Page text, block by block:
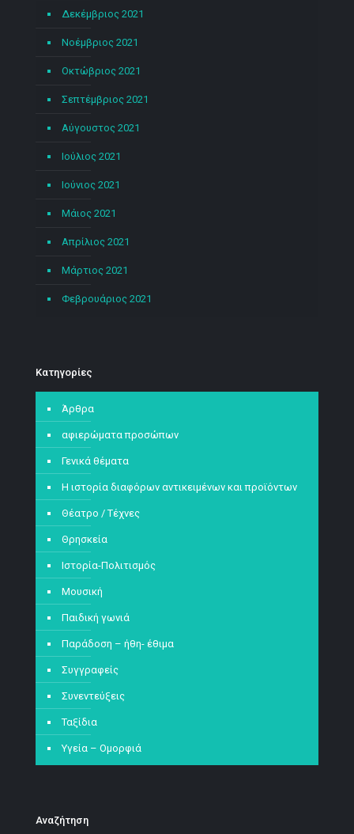
Δεκέμβριος 2021
Νοέμβριος 2021
Οκτώβριος 2021
Σεπτέμβριος 2021
Αύγουστος 2021
Ιούλιος 2021
Ιούνιος 2021
Μάιος 2021
Απρίλιος 2021
Μάρτιος 2021
Φεβρουάριος 2021
Kατηγορίες
Άρθρα
αφιερώματα προσώπων
Γενικά θέματα
Η ιστορία διαφόρων αντικειμένων και προϊόντων
Θέατρο / Τέχνες
Θρησκεία
Ιστορία-Πολιτισμός
Μουσική
Παιδική γωνιά
Παράδοση – ήθη- έθιμα
Συγγραφείς
Συνεντεύξεις
Ταξίδια
Υγεία – Ομορφιά
Αναζήτηση